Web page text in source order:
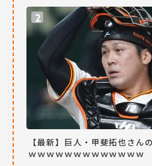
【最新】巨人・甲斐拓也さん
ｗｗｗｗｗｗｗｗｗｗｗｗｗ